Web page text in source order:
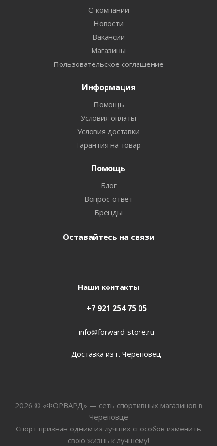
О компании
Новости
Вакансии
Магазины
Пользовательское соглашение
Информация
Помощь
Условия оплаты
Условия доставки
Гарантия на товар
Помощь
Блог
Вопрос-ответ
Бренды
Оставайтесь на связи
Наши контакты
+7 921 254 75 05
info@forward-store.ru
Доставка из г. Череповец
2026 © «ФОРВАРД» — сеть спортивных магазинов в
Череповце
Спорт признан одним из лучших способов изменить
свою жизнь к лучшему!